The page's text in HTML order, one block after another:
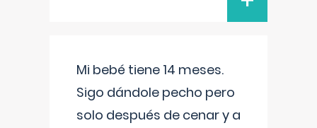
Mi bebé tiene 14 meses.
Sigo dándole pecho pero
solo después de cenar y a